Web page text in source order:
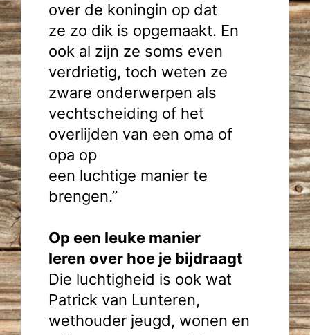
over de koningin op dat
ze zo dik is opgemaakt. En
ook al zijn ze soms even
verdrietig, toch weten ze
zware onderwerpen als
vechtscheiding of het
overlijden van een oma of
opa op
een luchtige manier te
brengen.”
Op een leuke manier
leren over hoe je bijdraagt
Die luchtigheid is ook wat
Patrick van Lunteren,
wethouder jeugd, wonen en